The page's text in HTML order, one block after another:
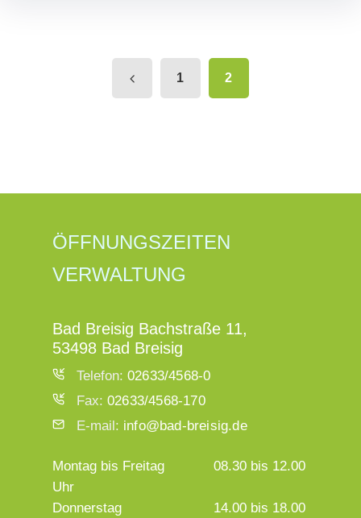
1 2
ÖFFNUNGSZEITEN
VERWALTUNG
Bad Breisig Bachstraße 11,
53498 Bad Breisig
Telefon: 02633/4568-0
Fax: 02633/4568-170
E-mail: info@bad-breisig.de
Montag bis Freitag
08.30 bis 12.00
Uhr
Donnerstag
14.00 bis 18.00